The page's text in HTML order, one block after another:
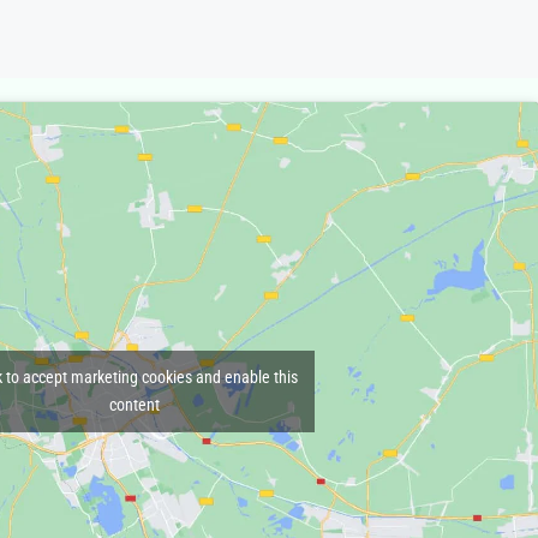
to accept marketing cookies and enable this
content